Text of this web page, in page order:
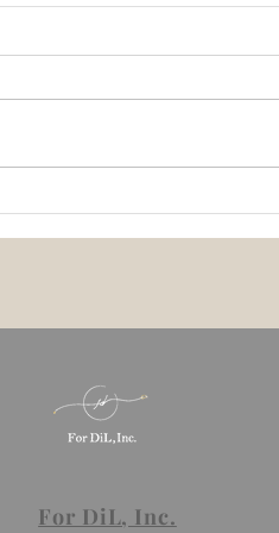
のストレスチェッ
For DiL, Inc.